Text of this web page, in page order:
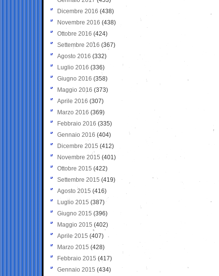
Dicembre 2016 (438)
Novembre 2016 (438)
Ottobre 2016 (424)
Settembre 2016 (367)
Agosto 2016 (332)
Luglio 2016 (336)
Giugno 2016 (358)
Maggio 2016 (373)
Aprile 2016 (307)
Marzo 2016 (369)
Febbraio 2016 (335)
Gennaio 2016 (404)
Dicembre 2015 (412)
Novembre 2015 (401)
Ottobre 2015 (422)
Settembre 2015 (419)
Agosto 2015 (416)
Luglio 2015 (387)
Giugno 2015 (396)
Maggio 2015 (402)
Aprile 2015 (407)
Marzo 2015 (428)
Febbraio 2015 (417)
Gennaio 2015 (434)